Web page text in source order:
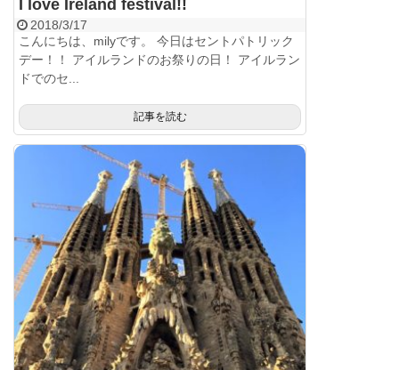
I love Ireland festival!!
2018/3/17
こんにちは、milyです。 今日はセントパトリック
デー！！ アイルランドのお祭りの日！ アイルラン
ドでのセ...
記事を読む